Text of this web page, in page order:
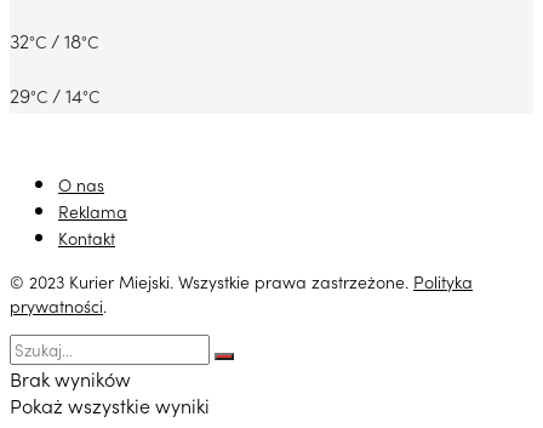
32°C / 18°C
29°C / 14°C
O nas
Reklama
Kontakt
© 2023 Kurier Miejski. Wszystkie prawa zastrzeżone. Polityka
prywatności.
Brak wyników
Pokaż wszystkie wyniki